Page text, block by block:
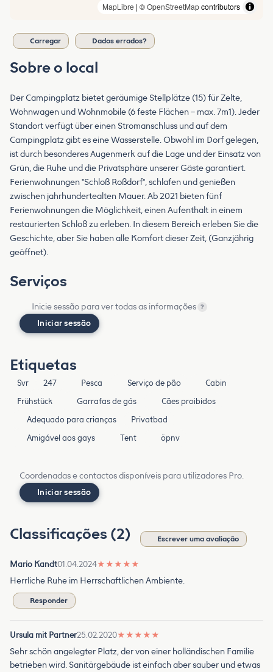
MapLibre | ©OpenStreetMapcontributors
Carregar Dados errados?
Sobre o local
Der Campingplatz bietet geräumige Stellplätze (15) für Zelte,
Wohnwagen und Wohnmobile (6 feste Flächen – max. 7m1). Jeder
Standort verfügt über einen Stromanschluss und auf dem
Campingplatz gibt es eine Wasserstelle. Obwohl im Dorf gelegen,
ist durch besonderes Augenmerk auf die Lage und der Einsatz von
Grün, die Ruhe und die Privatsphäre unserer Gäste garantiert.
Ferienwohnungen "Schloß Roßdorf", schlafen und genießen
zwischen jahrhundertealten Mauer. Ab 2021 bieten fünf
Ferienwohnungen die Möglichkeit, einen Aufenthalt in einem
restaurierten Schloß zu erleben. In diesem Bereich erleben Sie die
Geschichte, aber Sie haben alle Komfort dieser Zeit, (Ganzjährig
geöffnet).
Serviços
Inicie sessão para ver todas as informações ?
Iniciar sessão
Etiquetas
Svr 247 Pesca Serviço de pão
Cabin
Frühstück
Garrafas de gás
Cães proibidos
Adequado para crianças
Privatbad
Amigável aos gays
Tent öpnv
Coordenadas e contactos disponíveis para utilizadores Pro.
Iniciar sessão
Classificações (2) Escrever uma avaliação
Mario Kandt01.04.2024★ ★ ★ ★ ★
Herrliche Ruhe im Herrschaftlichen Ambiente.
Responder
Ursula mit Partner25.02.2020★ ★ ★ ★ ★
Sehr schön angelegter Platz, der von einer holländischen Familie
betrieben wird. Sanitärgebäude ist einfach aber sauber und etwas